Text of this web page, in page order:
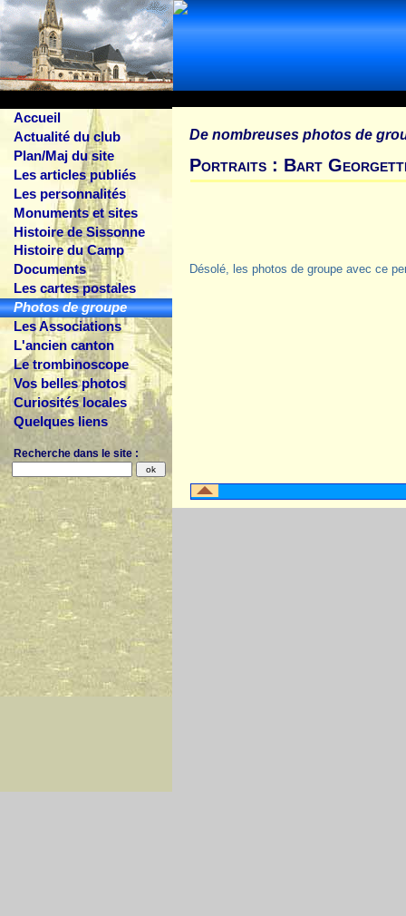
Accueil
Actualité du club
Plan/Maj du site
Les articles publiés
Les personnalités
Monuments et sites
Histoire de Sissonne
Histoire du Camp
Documents
Les cartes postales
Photos de groupe
Les Associations
L'ancien canton
Le trombinoscope
Vos belles photos
Curiosités locales
Quelques liens
Recherche dans le site :
De nombreuses photos de
Portraits : Bart
Désolé, les photos de groupe avec ce